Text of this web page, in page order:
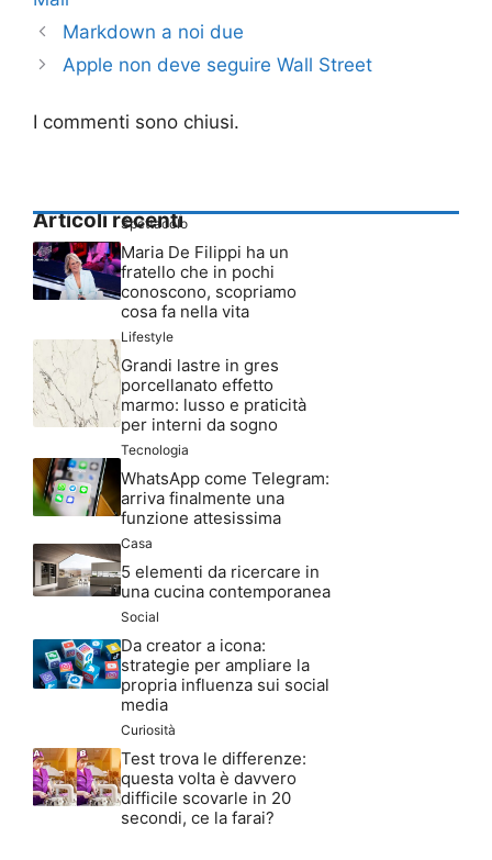
Markdown a noi due
Apple non deve seguire Wall Street
I commenti sono chiusi.
Articoli recenti
Spettacolo
Maria De Filippi ha un
fratello che in pochi
conoscono, scopriamo
cosa fa nella vita
Lifestyle
Grandi lastre in gres
porcellanato effetto
marmo: lusso e praticità
per interni da sogno
Tecnologia
WhatsApp come Telegram:
arriva finalmente una
funzione attesissima
Casa
5 elementi da ricercare in
una cucina contemporanea
Social
Da creator a icona:
strategie per ampliare la
propria influenza sui social
media
Curiosità
Test trova le differenze:
questa volta è davvero
difficile scovarle in 20
secondi, ce la farai?